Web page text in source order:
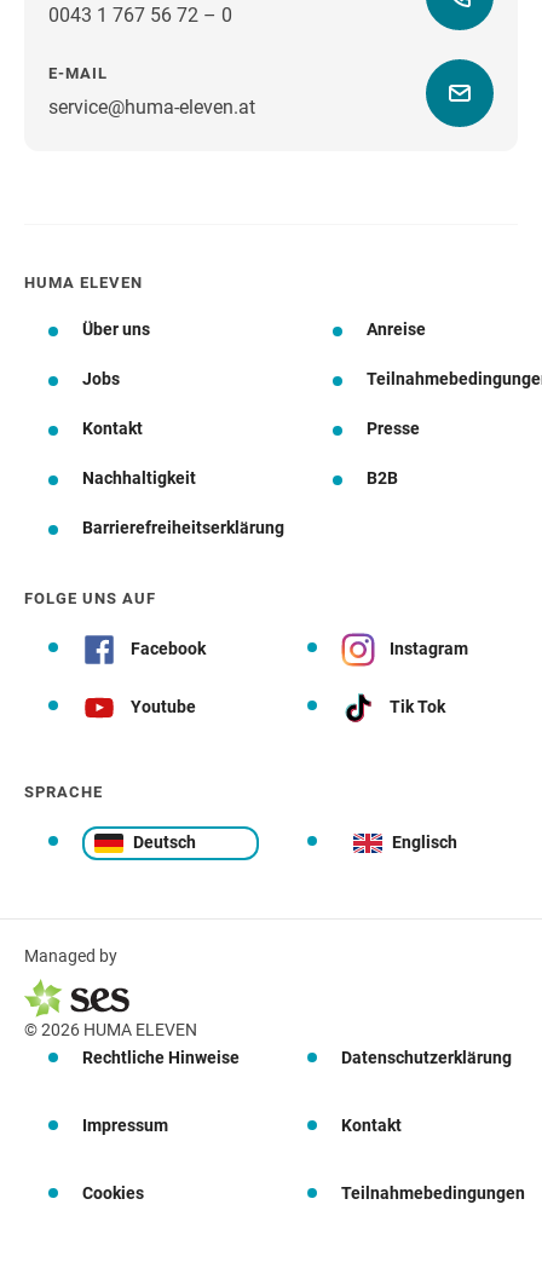
0043 1 767 56 72 – 0
E-MAIL
service@huma-eleven.atWegbeschreibung
HUMA ELEVEN
Über uns Anreise
Jobs
Kontakt Presse
Nachhaltigkeit B2B
Barrierefreiheitserklärung
FOLGE UNS AUF
Facebook Instagram
Youtube Tik Tok
SPRACHE
Deutsch Englisch
Managed by
© 2026 HUMA ELEVEN
Rechtliche Hinweise
Datenschutzerklärung
Impressum Kontakt
Cookies Teilnahmebedingungen